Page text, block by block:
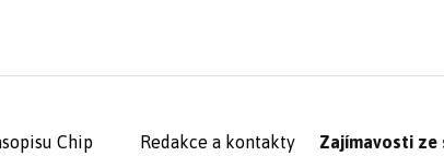
Chip Redakce a kontakty Zajímavosti ze